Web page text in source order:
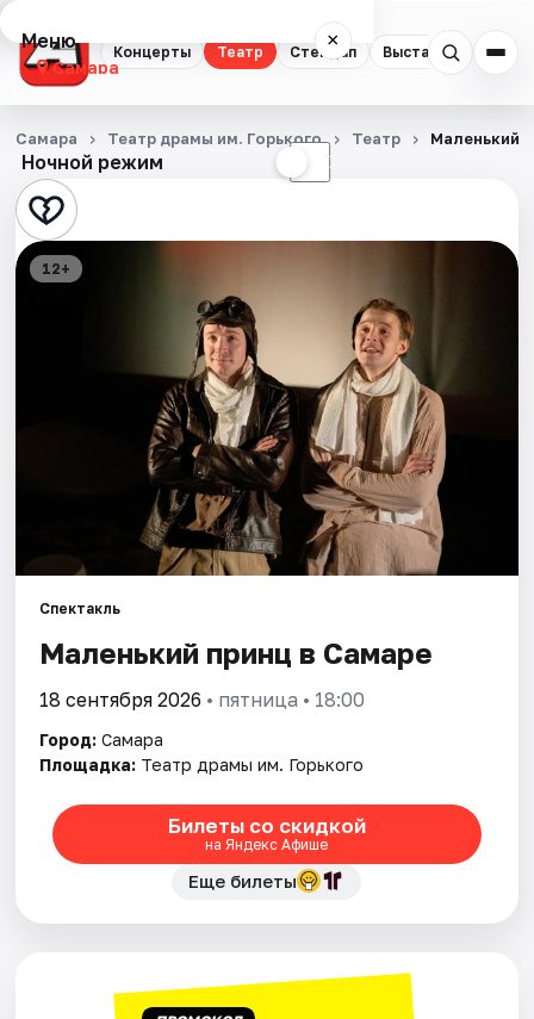
Концерты Театр Стендап Выставки
Меню ×
Самара
Концерты
Театр
Стендап
Площадки
Артисты
Рейтинги
Ночной режим ☾
Самара Театр драмы им. Горького Театр Маленький
12+
Спектакль
Маленький принц в Самаре
18 сентября 2026 • пятница • 18:00
Город: Самара
Площадка: Театр драмы им. Горького
Билеты со скидкой
на Яндекс Афише
Еще билеты